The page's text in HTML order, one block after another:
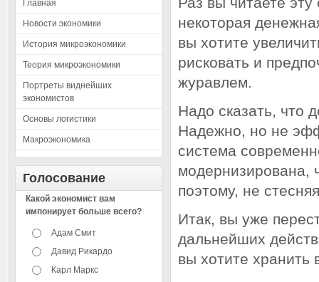
Главная
Новости экономики
История микроэкономики
Теория микроэкономики
Портреты виднейших
экономистов
Основы логистики
Макроэкономика
Голосование
Какой экономист вам
импонирует больше всего?
Адам Смит
Давид Рикардо
Карл Маркс
некоторая
вы хотите
рисковать и
журавлем.
Надо сказать, что
Надежно, но не
система
модернизирована,
поэтому, не
Итак, вы уже
дальнейших
вы хотите хранить